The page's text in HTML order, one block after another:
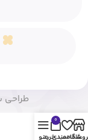
علاقه مندی
0
سبد خریدمنو